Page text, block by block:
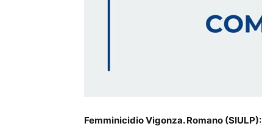
Femminicidio Vigonza. Romano (SIULP):